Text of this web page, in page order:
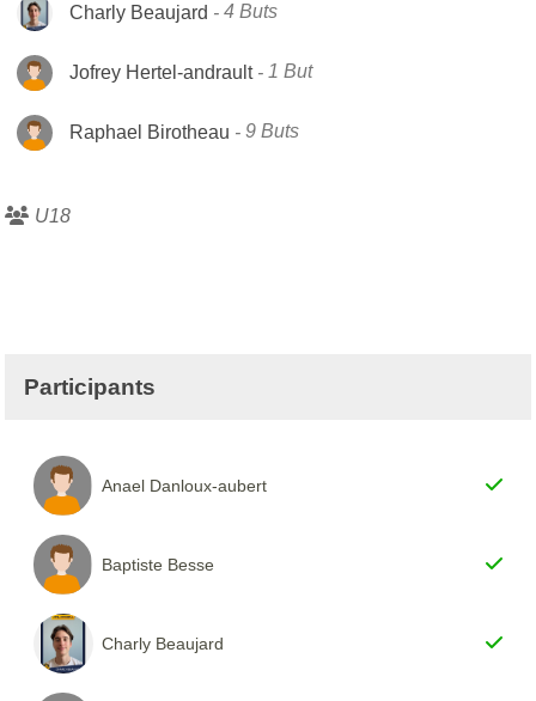
Charly Beaujard 4 Buts
Jofrey Hertel-andrault 1 But
Raphael Birotheau 9 Buts
U18
Participants
Anael Danloux-aubert
Baptiste Besse
Charly Beaujard